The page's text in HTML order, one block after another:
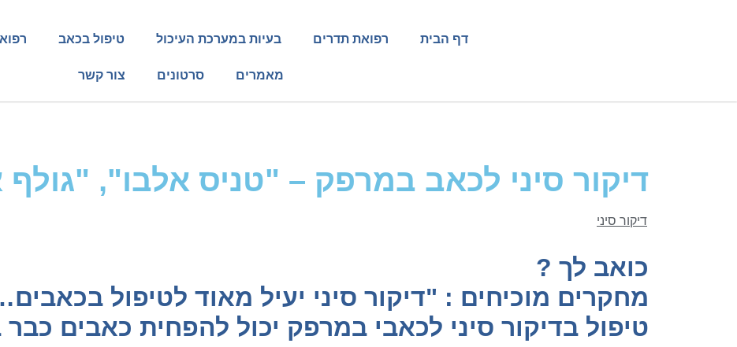
דף הבית רפואת תדרים בעיות במערכת העיכול טיפול בכאב
מאמרים סרטונים צור קשר
דיקור סיני לכאב במרפק – "טניס אלבו", "גולף
דיקור סיני
כואב לך ?
מחקרים מוכיחים : "דיקור סיני יעיל מאוד לטיפול
טיפול בדיקור סיני לכאבי במרפק יכול להפחית כאבים